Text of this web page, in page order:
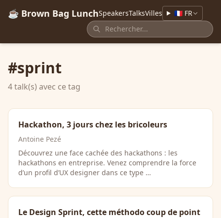
☕ Brown Bag LunchSpeakersTalksVilles 🇫🇷 FR
#sprint
4 talk(s) avec ce tag
Hackathon, 3 jours chez les bricoleurs
Antoine Pezé
Découvrez une face cachée des hackathons : les
hackathons en entreprise. Venez comprendre la force
d’un profil d’UX designer dans ce type …
Le Design Sprint, cette méthodo coup de point